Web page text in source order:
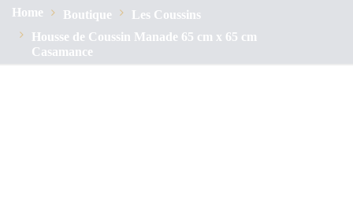
Home Boutique
Les Coussins
Housse de Coussin Manade 65 cm x 65 cm
Casamance